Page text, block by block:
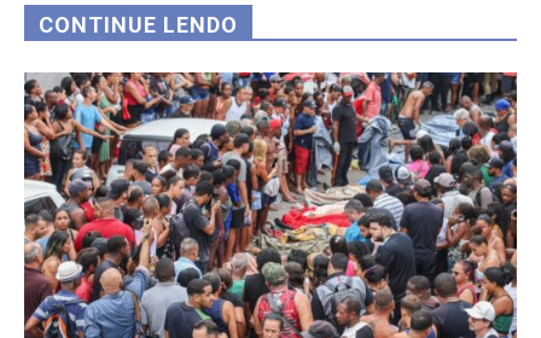
CONTINUE LENDO